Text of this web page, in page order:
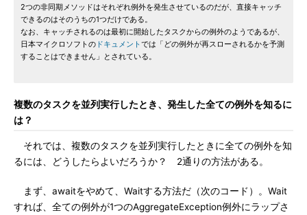
2つの非同期メソッドはそれぞれ例外を発生させているのだが、直接キャッチ
できるのはそのうちの1つだけである。
なお、キャッチされるのは最初に開始したタスクからの例外のようであるが、
日本マイクロソフトの ドキュメントでは「どの例外が再スローされるかを予測
することはできません」とされている。
複数のタスクを並列実行したとき、発生した全ての例外を知るに
は？
それでは、複数のタスクを並列実行したときに全ての例外を知
るには、どうしたらよいだろうか？ 2通りの方法がある。
まず、awaitをやめて、Waitする方法だ（次のコード）。Wait
すれば、全ての例外が1つのAggregateException例外にラップさ